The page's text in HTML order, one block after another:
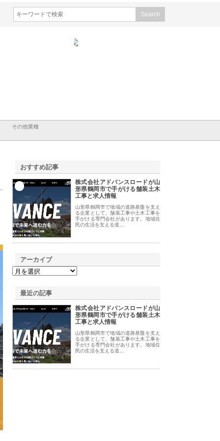
その他業種
おすすめ記事
株式会社アドバンスロードが山
形県鶴岡市で手がける舗装土木
工事と求人情報
山形県鶴岡市で地域の道路基盤を支え
る企業として、舗装工事や土木工事を
手がける専門会社があります。地域住
民の生活を支える道…
アーカイブ
最近の記事
株式会社アドバンスロードが山
形県鶴岡市で手がける舗装土木
工事と求人情報
山形県鶴岡市で地域の道路基盤を支え
る企業として、舗装工事や土木工事を
手がける専門会社があります。地域住
民の生活を支える道…